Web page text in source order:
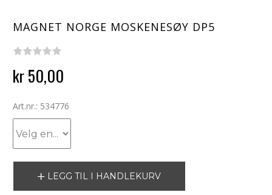
MAGNET NORGE MOSKENESØY DP5
kr 50,00
Art.nr.: 534776
LEGG TIL I HANDLEKURV